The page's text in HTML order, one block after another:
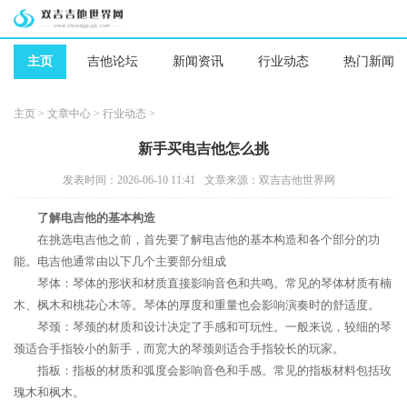
主页 吉他论坛 新闻资讯 行业动态 热门新闻
主页 > 文章中心 > 行业动态 >
新手买电吉他怎么挑
发表时间：2026-06-10 11:41 文章来源：双吉吉他世界网
了解电吉他的基本构造
在挑选电吉他之前，首先要了解电吉他的基本构造和各个部分的功
能。电吉他通常由以下几个主要部分组成
琴体：琴体的形状和材质直接影响音色和共鸣。常见的琴体材质有楠
木、枫木和桃花心木等。琴体的厚度和重量也会影响演奏时的舒适度。
琴颈：琴颈的材质和设计决定了手感和可玩性。一般来说，较细的琴
颈适合手指较小的新手，而宽大的琴颈则适合手指较长的玩家。
指板：指板的材质和弧度会影响音色和手感。常见的指板材料包括玫
瑰木和枫木。